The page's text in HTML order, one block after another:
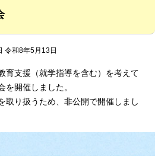
和8年5月13日
育支援（就学指導を含む）を考えて
を開催しました。
取り扱うため、非公開で開催しまし